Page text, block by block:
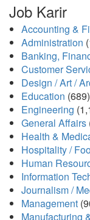
Job Karir
Accounting &
Administration
Banking,
Customer
Design / Art /
Education (689)
Engineering
General Affairs
Health &
Hospitality /
Human
Information
Journalism /
Management
Manufacturing